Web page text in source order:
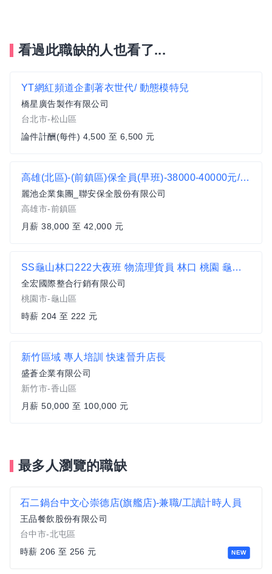
看過此職缺的人也看了...
YT網紅頻道企劃著衣世代/ 動態模特兒
橋星廣告製作有限公司
台北市-松山區
論件計酬(每件) 4,500 至 6,500 元
高雄(北區)-(前鎮區)保全員(早班)-38000-40000元/作4休2-賴部長
麗池企業集團_聯安保全股份有限公司
高雄市-前鎮區
月薪 38,000 至 42,000 元
SS龜山林口222大夜班 物流理貨員 林口 桃園 龜山頂湖路
全宏國際整合行銷有限公司
桃園市-龜山區
時薪 204 至 222 元
新竹區域 專人培訓 快速晉升店長
盛蒼企業有限公司
新竹市-香山區
月薪 50,000 至 100,000 元
最多人瀏覽的職缺
NEW
石二鍋台中文心崇德店(旗艦店)-兼職/工讀計時人員
王品餐飲股份有限公司
台中市-北屯區
時薪 206 至 256 元